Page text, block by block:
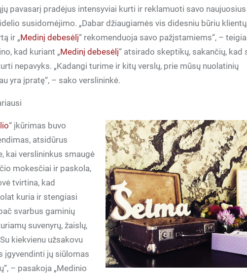
pavasarį pradėjus intensyviai kurti ir reklamuoti savo naujuosius
susidomėjimo. „Dabar džiaugiamės vis didesniu būriu
ir „Medinį debesėlį“ rekomenduoja savo pažįstamiems“, – teigia
kad kuriant „Medinį debesėlį“ atsirado skeptikų, sakančių, kad
nepavyks. „Kadangi turime ir kitų verslų, prie mūsų nuolatinių
yra įpratę“, – sako verslininkė.
“ įkūrimas buvo
atsidūrus
kai verslininkus smaugė
mokesčiai ir paskola,
tvirtina, kad
kuria ir stengiasi
svarbus gaminių
suvenyrų, žaislų,
kiekvienu užsakovu
įgyvendinti jų siūlomas
– pasakoja „Medinio